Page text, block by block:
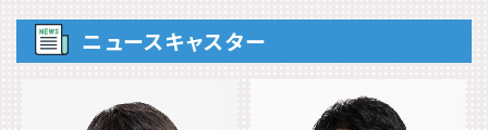
ニュースキャスター